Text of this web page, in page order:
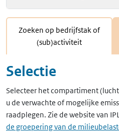
Zoeken op bedrijfstak of
(sub)activiteit
Selectie
Selecteer het compartiment
u de verwachte of mogelijke
raadplegen. Zie de website van
de groepering van de